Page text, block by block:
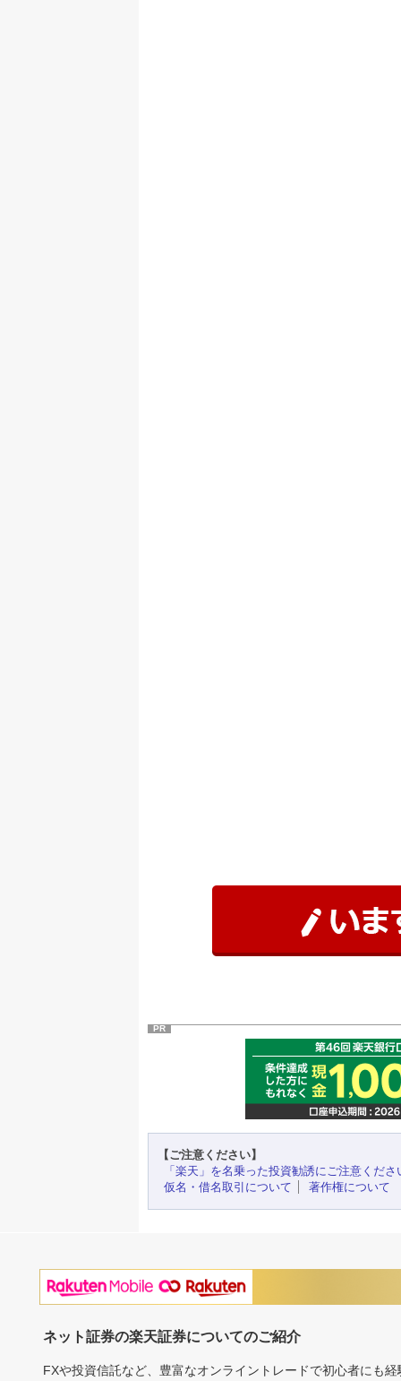
PR
【ご注意ください】
「楽天」を名乗った投資勧誘にご注意くださ
仮名・借名取引について
著作権について
ネット証券の楽天証券についてのご紹介
FXや投資信託など、豊富なオンライントレードで初心者にも